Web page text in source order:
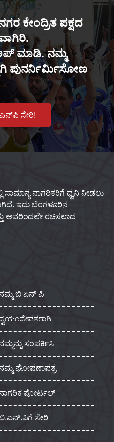
ಕೇಂದ್ರಿತ ಪಕ್ಷದ
ಮಾಡಿ. ನಮ್ಮ
ಪುನರ್ನಿರ್ಮಿಸೋಣ
ಸೇರಿ!
ನಾಗರಿಕರಿಗೆ ಧ್ವನಿ ನೀಡಲು
ಇದು ಬೆಂಗಳೂರಿನ
ಅವರಿಂದಲೇ ರಚಿಸಲಾದ
ಬಿ ಏನ್ ಪಿ
ಸಂಪರ್ಕಿಸಿ
ಘೋಷಣಾಪತ್ರ
ಪೋರ್ಟಲ್
ಸೇರಿ